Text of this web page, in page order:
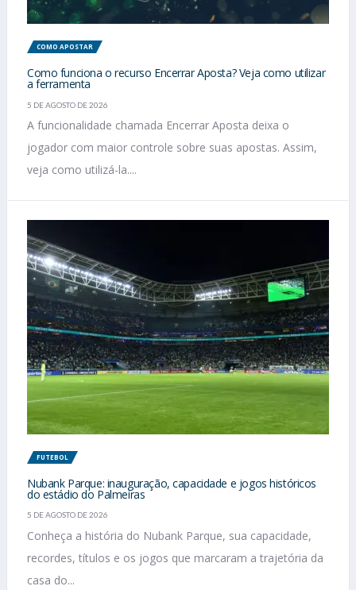
COMO APOSTAR
Como funciona o recurso Encerrar Aposta? Veja como utilizar
a ferramenta
5 DE AGOSTO DE 2026
A funcionalidade chamada Encerrar Aposta deixa o
jogador com maior controle sobre suas apostas. Assim,
veja como utilizá-la....
FUTEBOL
Nubank Parque: inauguração, capacidade e jogos históricos
do estádio do Palmeiras
5 DE AGOSTO DE 2026
Conheça a história do Nubank Parque, sua capacidade,
recordes, títulos e os jogos que marcaram a trajetória da
casa do...